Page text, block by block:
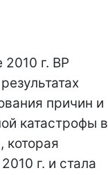
г. BP
причин и
катастрофы в
которая
г. и стала